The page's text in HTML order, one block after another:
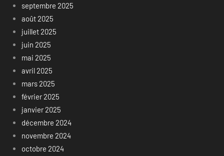
septembre 2025
août 2025
juillet 2025
juin 2025
mai 2025
avril 2025
mars 2025
février 2025
janvier 2025
décembre 2024
novembre 2024
octobre 2024